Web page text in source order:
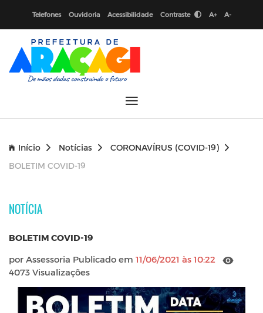
Telefones Ouvidoria Acessibilidade Contraste A+ A-
Início Notícias
CORONAVÍRUS (COVID-19)
BOLETIM COVID-19
NOTÍCIA
BOLETIM COVID-19
por Assessoria Publicado em 11/06/2021 às 10:22
4073 Visualizações